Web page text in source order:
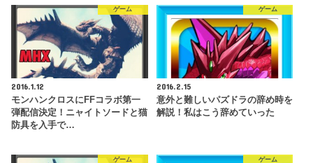
ゲーム
2016.1.12
モンハンクロスにFFコラボ第一
弾配信決定！ニャイトソードと猫
防具を入手で…
ゲーム
2016.2.15
意外と難しいパズドラの辞め時を
解説！私はこう辞めていった
ゲーム ゲーム